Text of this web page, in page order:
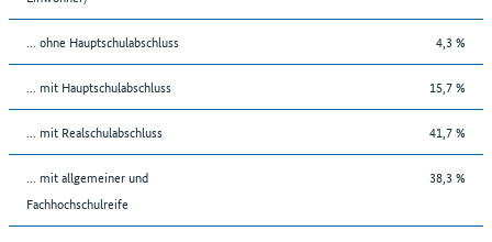
... ohne Hauptschulabschluss 4,3 %
... mit Hauptschulabschluss 15,7 %
... mit Realschulabschluss 41,7 %
... mit allgemeiner und
Fachhochschulreife
38,3 %